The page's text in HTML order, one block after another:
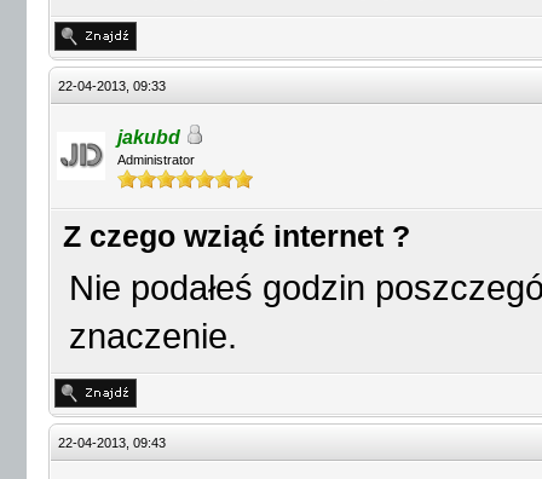
22-04-2013, 09:33
jakubd
Administrator
Z czego wziąć internet ?
Nie podałeś godzin
znaczenie.
22-04-2013, 09:43